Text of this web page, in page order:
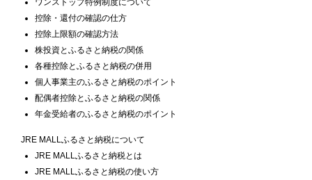
控除・還付の確認の仕方
控除上限額の確認方法
株投資とふるさと納税の関係
各種控除とふるさと納税の併用
個人事業主のふるさと納税のポイント
配偶者控除とふるさと納税の関係
年金受給者のふるさと納税のポイント
JRE MALLふるさと納税について
JRE MALLふるさと納税とは
JRE MALLふるさと納税の使い方